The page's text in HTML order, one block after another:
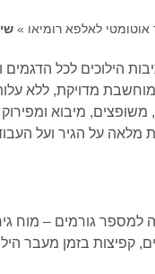
אוטומטי לאלפא רומיאו »
מדויקת, ללא
מיבוא
מלאה על הגיר ועל
גורמים – מוח
קפיצות בזמן מעבר